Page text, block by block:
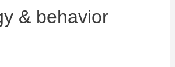
& behavior